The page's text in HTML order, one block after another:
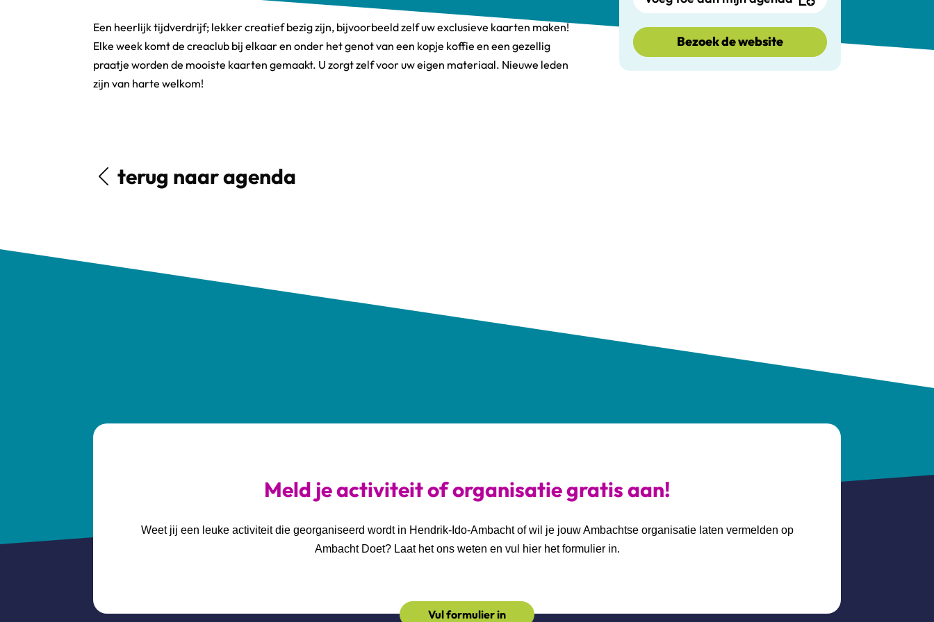
Een heerlijk tijdverdrijf; lekker creatief bezig zijn, bijvoorbeeld zelf uw exclusieve kaarten maken!
Elke week komt de creaclub bij elkaar en onder het genot van een kopje koffie en een gezellig
praatje worden de mooiste kaarten gemaakt. U zorgt zelf voor uw eigen materiaal. Nieuwe leden
zijn van harte welkom!
terug naar agenda
Bezoek de website
Meld je activiteit of organisatie gratis aan!
Weet jij een leuke activiteit die georganiseerd wordt in Hendrik-Ido-Ambacht of wil je jouw Ambachtse organisatie laten vermelden op
Ambacht Doet? Laat het ons weten en vul hier het formulier in.
Vul formulier in